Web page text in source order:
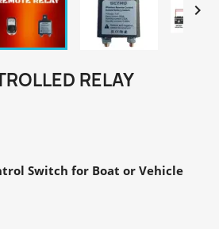

RELAY
Switch for Boat or Vehicle